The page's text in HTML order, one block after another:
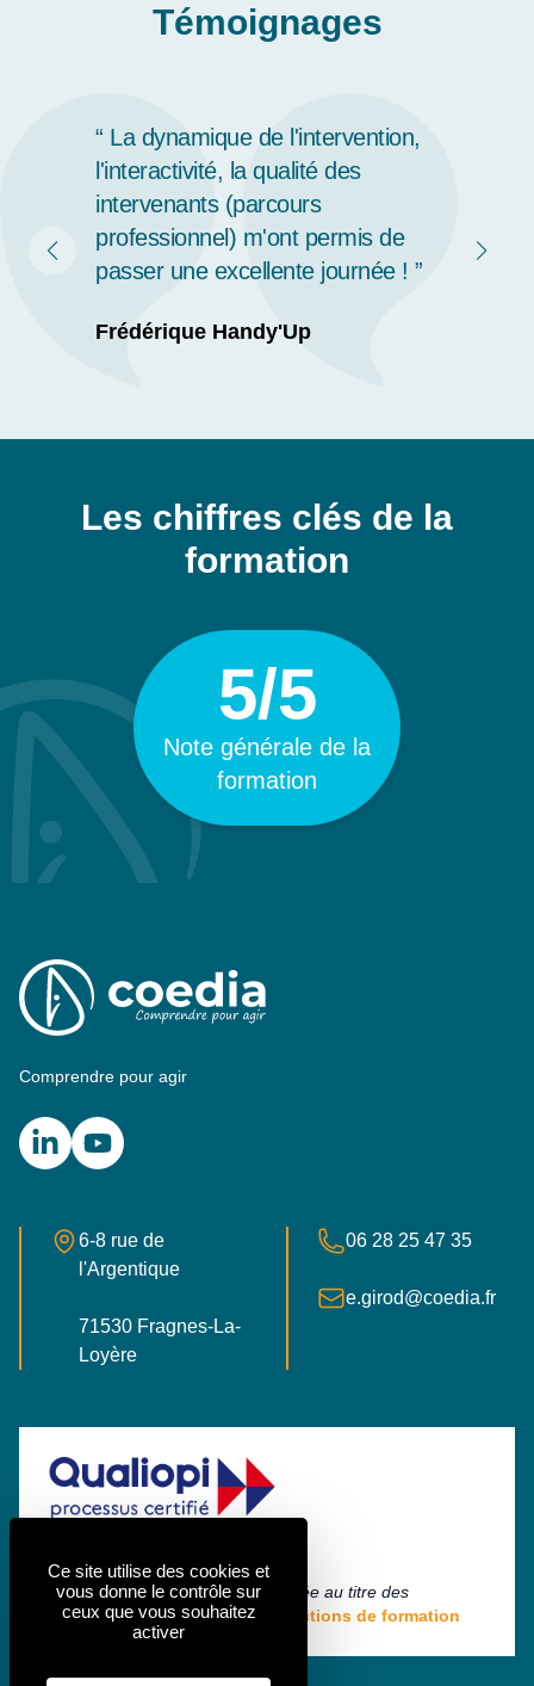
Témoignages
J'ai beaucoup apprécié la
diversité des supports, la clarté
des explications et la participation
active permise par la qualité de
l'animation de Denis et Etienne.
Merci !
Les chiffres clés de la
formation
Note générale de la
formation
5/5
Comprendre pour agir
LinkedInYouTube
Adresse postale
6-8 rue de
l'Argentique
71530 Fragnes-La-
LoyèreFrance
Numéro de téléphone
06 28 25 47 35
E-maile.girod@coedia.fr
La certification qualité a été délivrée au titre des
catégories d'actions suivantes :
Actions de formation
Ce site utilise des cookies et
vous donne le contrôle sur
ceux que vous souhaitez
activer